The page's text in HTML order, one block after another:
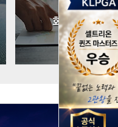
회원권 분양관